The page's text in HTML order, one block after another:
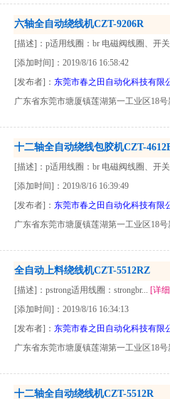
六轴全自动绕线机CZT-9206R
[描述]：p适用线圈：br 电磁阀线圈、开
[添加时间]：2019/8/16 16:58:42
[发布者]： 东莞市春之田自动化科技有限
广东省东莞市塘厦镇莲湖第一工业区18
十二轴全自动绕线包胶机CZT-
[描述]：p适用线圈：br 电磁阀线圈、开
[添加时间]：2019/8/16 16:39:49
[发布者]： 东莞市春之田自动化科技有限
广东省东莞市塘厦镇莲湖第一工业区18
全自动上料绕线机CZT-5512RZ
[描述]：pstrong适用线圈：strongbr... [详
[添加时间]：2019/8/16 16:34:13
[发布者]： 东莞市春之田自动化科技有限
广东省东莞市塘厦镇莲湖第一工业区18
十二轴全自动绕线机CZT-5512R